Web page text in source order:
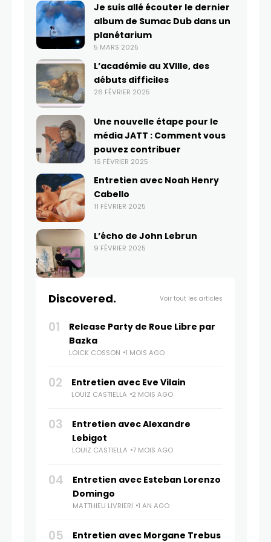
Je suis allé écouter le dernier
album de Sumac Dub dans un
planétarium
5 MARS 2025
L’académie au XVIIIe, des
débuts difficiles
26 FÉVRIER 2025
Une nouvelle étape pour le
média JATT : Comment vous
pouvez contribuer
16 FÉVRIER 2025
Entretien avec Noah Henry
Cabello
11 FÉVRIER 2025
L’écho de John Lebrun
9 FÉVRIER 2025
Discovered. Voir tout les articles
01
Release Party de Roue Libre par
Bazka
LOICK COSSON 1 MOIS AGO
02 Entretien avec Eve Vilain
LOUIZ CASTIELLA 2 MOIS AGO
03
Entretien avec Alexandre
Lebigot
LOUIZ CASTIELLA 7 MOIS AGO
04
Entretien avec Esteban Lorenzo
Domingo
MATTHIEU LIVRIERI 1 AN AGO
05 Entretien avec Morgane Trebus